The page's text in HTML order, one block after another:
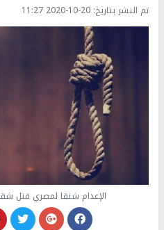
تم النشر بتاريخ: 2020-10-20 11:27
الإعدام شنقا لمصري قتل